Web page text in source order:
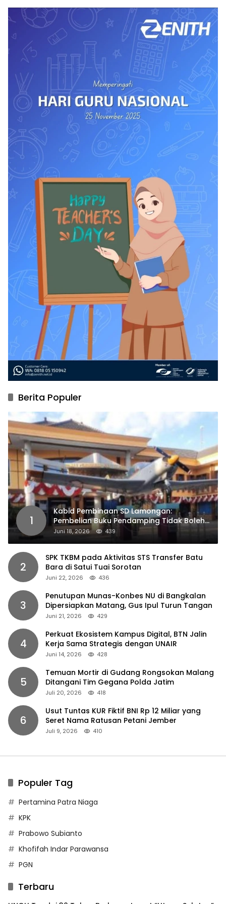
Berita Populer
1
Kabid Pembinaan SD Lamongan:
Pembelian Buku Pendamping Tidak Boleh
Dipaksakan
Juni 18, 2026 439
2
SPK TKBM pada Aktivitas STS Transfer Batu
Bara di Satui Tuai Sorotan
Juni 22, 2026 436
3
Penutupan Munas-Konbes NU di Bangkalan
Dipersiapkan Matang, Gus Ipul Turun Tangan
Juni 21, 2026 429
4
Perkuat Ekosistem Kampus Digital, BTN Jalin
Kerja Sama Strategis dengan UNAIR
Juni 14, 2026 428
5
Temuan Mortir di Gudang Rongsokan Malang
Ditangani Tim Gegana Polda Jatim
Juli 20, 2026 418
6
Usut Tuntas KUR Fiktif BNI Rp 12 Miliar yang
Seret Nama Ratusan Petani Jember
Juli 9, 2026 410
Populer Tag
Pertamina Patra Niaga
KPK
Prabowo Subianto
Khofifah Indar Parawansa
PGN
Terbaru